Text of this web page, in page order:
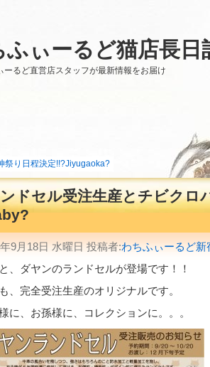
ふぃーるど猫店長日
ーるど直営店スタッフが最新情報をお届け
祭り日程決定!!?Jiyugaoka?
ドセル受注生産とチビクロ
9月18日 水曜日 投稿者:わちふぃーるど
、ダヤンのランドセルが登場です！！
、完全受注生産のオリジナルです。
に、お孫様に、コレクションに。。。